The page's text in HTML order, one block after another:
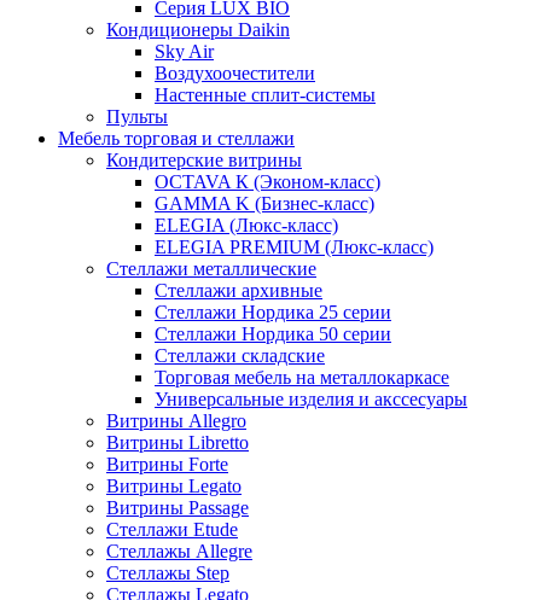
Серия LUX BIO
Кондиционеры Daikin
Sky Air
Воздухоочестители
Настенные сплит-системы
Пульты
Мебель торговая и стеллажи
Кондитерские витрины
OCTAVA К (Эконом-класс)
GAMMA K (Бизнес-класс)
ELEGIA (Люкс-класс)
ELEGIA PREMIUM (Люкс-класс)
Стеллажи металлические
Стеллажи архивные
Стеллажи Нордика 25 серии
Стеллажи Нордика 50 серии
Стеллажи складские
Торговая мебель на металлокаркасе
Универсальные изделия и акссесуары
Витрины Allegro
Витрины Libretto
Витрины Forte
Витрины Legato
Витрины Passage
Стеллажи Etude
Стеллажы Allegre
Стеллажы Step
Стеллажы Legato